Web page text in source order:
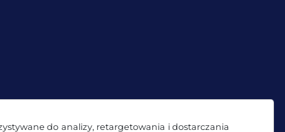
do analizy, retargetowania i dostarczania